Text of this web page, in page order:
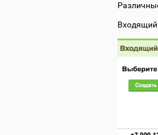
Входящий